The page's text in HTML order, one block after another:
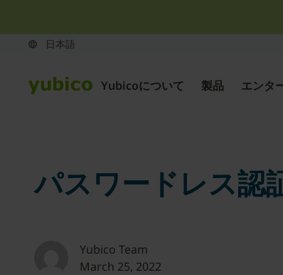
Yubicoについて 製品 エンタ
パスワードレス認
Yubico Team
March 25, 2022